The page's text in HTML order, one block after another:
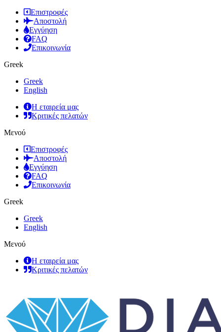
Επιστροφές
Αποστολή
Εγγύηση
FAQ
Επικοινωνία
Greek
Greek
English
Η εταιρεία μας
Κριτικές πελατών
Μενού
Επιστροφές
Αποστολή
Εγγύηση
FAQ
Επικοινωνία
Greek
Greek
English
Μενού
Η εταιρεία μας
Κριτικές πελατών